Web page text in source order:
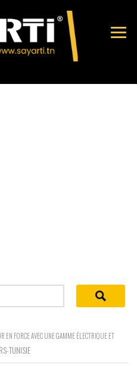
EN FORCE AVEC UNE GAMME ÉLECTRIQUE ET
TUNISIE